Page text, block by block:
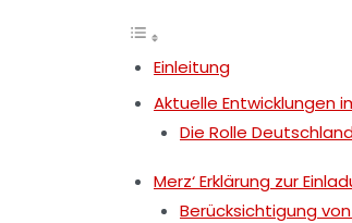
Einleitung
Aktuelle Entwicklungen
Die Rolle
Merz‘ Erklärung zur
Berücksichtigung